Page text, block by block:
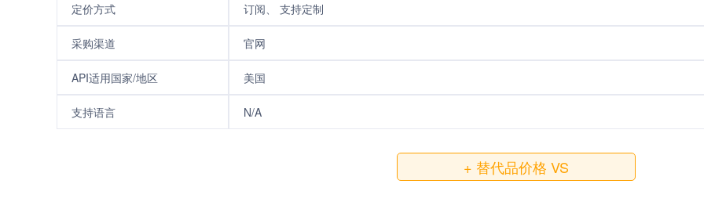
定价方式 订阅、 支持定制
采购渠道 官网
API适用国家/地区 美国
支持语言 N/A
+ 替代品价格 VS